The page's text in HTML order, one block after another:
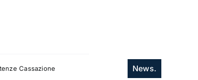
Cassazione
News.